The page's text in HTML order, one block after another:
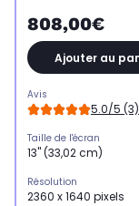
808,00€
Ajouter au
Avis
5.0/5 (3)
Taille de l'écran
13" (33,02 cm)
Résolution
2360 x 1640 pixels